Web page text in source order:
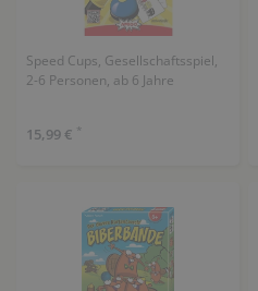
Speed Cups, Gesellschaftsspiel,
2-6 Personen, ab 6 Jahre
15,99 € *